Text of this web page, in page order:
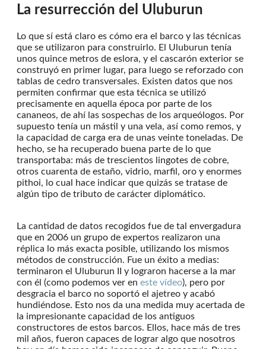
La resurrección del Uluburun
Lo que sí está claro es cómo era el barco y las técnicas
que se utilizaron para construirlo. El Uluburun tenía
unos quince metros de eslora, y el cascarón exterior se
construyó en primer lugar, para luego se reforzado con
tablas de cedro transversales. Existen datos que nos
permiten confirmar que esta técnica se utilizó
precisamente en aquella época por parte de los
cananeos, de ahí las sospechas de los arqueólogos. Por
supuesto tenía un mástil y una vela, así como remos, y
la capacidad de carga era de unas veinte toneladas. De
hecho, se ha recuperado buena parte de lo que
transportaba: más de trescientos lingotes de cobre,
otros cuarenta de estaño, vidrio, marfil, oro y enormes
pithoi, lo cual hace indicar que quizás se tratase de
algún tipo de tributo de carácter diplomático.
La cantidad de datos recogidos fue de tal envergadura
que en 2006 un grupo de expertos realizaron una
réplica lo más exacta posible, utilizando los mismos
métodos de construcción. Fue un éxito a medias:
terminaron el Uluburun II y lograron hacerse a la mar
con él (como podemos ver en este vídeo), pero por
desgracia el barco no soportó el ajetreo y acabó
hundiéndose. Esto nos da una medida muy acertada de
la impresionante capacidad de los antiguos
constructores de estos barcos. Ellos, hace más de tres
mil años, fueron capaces de lograr algo que nosotros